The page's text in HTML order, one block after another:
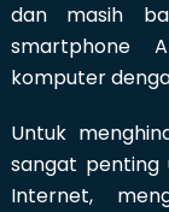
dan masih
smartphone
komputer
Untuk
sangat penting
Internet,